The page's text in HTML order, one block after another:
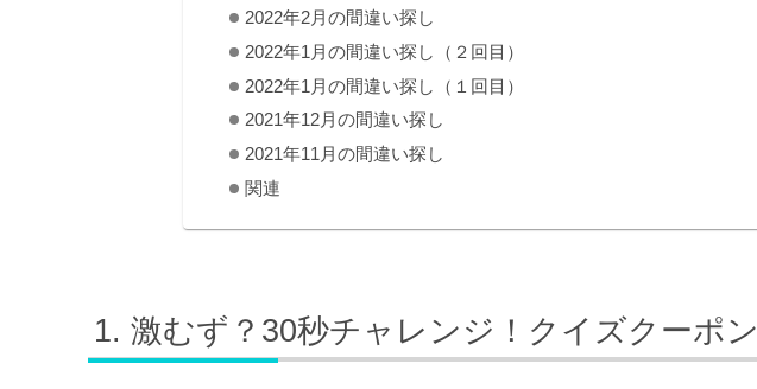
2022年2月の間違い探し
2022年1月の間違い探し（２回目）
2022年1月の間違い探し（１回目）
2021年12月の間違い探し
2021年11月の間違い探し
関連
激むず？30秒チャレンジ！クイズクーポン